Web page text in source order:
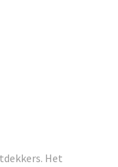
Het